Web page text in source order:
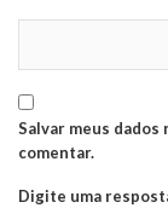
Salvar meus dados
comentar.
Digite uma